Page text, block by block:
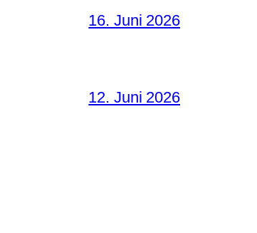
16. Juni 2026
12. Juni 2026